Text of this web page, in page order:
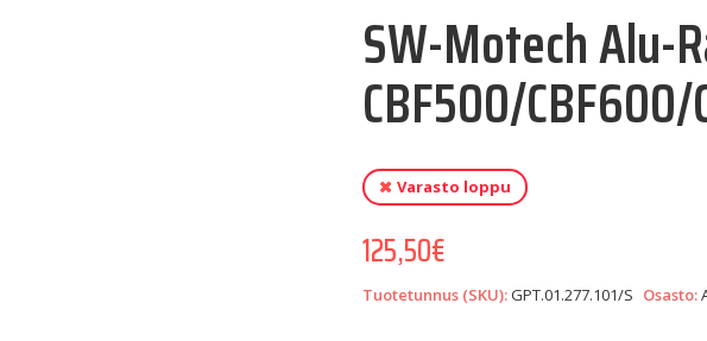
SW-Motech Alu-
CBF500/
Varasto loppu
125,50€
Tuotetunnus (SKU):GPT.01.277.101/S Osasto: